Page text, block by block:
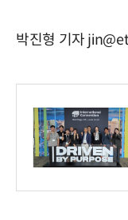
박진형 기자